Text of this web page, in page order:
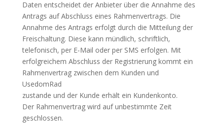
Daten entscheidet der Anbieter über die Annahme des
Antrags auf Abschluss eines Rahmenvertrags. Die
Annahme des Antrags erfolgt durch die Mitteilung der
Freischaltung. Diese kann mündlich, schriftlich,
telefonisch, per E-Mail oder per SMS erfolgen. Mit
erfolgreichem Abschluss der Registrierung kommt ein
Rahmenvertrag zwischen dem Kunden und
UsedomRad
zustande und der Kunde erhält ein Kundenkonto.
Der Rahmenvertrag wird auf unbestimmte Zeit
geschlossen.